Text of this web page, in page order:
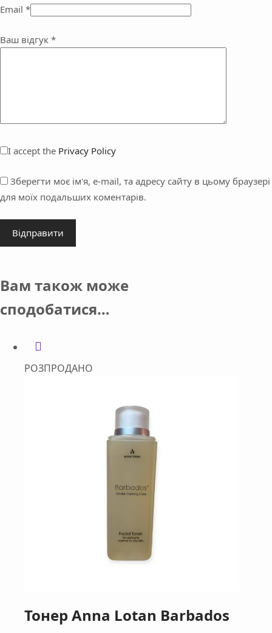
Email *
Ваш відгук *
I accept the Privacy Policy
Зберегти моє ім'я, e-mail, та адресу сайту в цьому браузері
для моїх подальших коментарів.
Відправити
Вам також може
сподобатися…
РОЗПРОДАНО
Тонер Anna Lotan Barbados